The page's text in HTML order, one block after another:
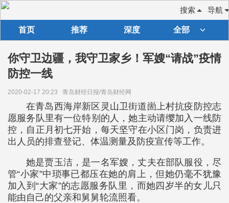
导航
搜索
首页 推荐 深度 全部
你守卫边疆，我守卫家乡！军嫂“请战”疫情
防控一线
2020-02-17 20:23 青岛财经日报/青岛财经网
在青岛西海岸新区灵山卫街道崮上村抗疫防控志
愿服务队里有一位特别的人，她主动请缨加入一线防
控，自正月初七开始，每天坚守在小区门岗，负责进
出人员的排查登记、体温测量及防疫宣传等工作。
她是贾玉洁，是一名军嫂，丈夫在部队服役，尽
管“小家”中琐事已都压在她的肩上，但她仍毫不犹豫
加入到“大家”的志愿服务队里，而她四岁半的女儿只
能由自己的父亲和舅舅轮流照看。